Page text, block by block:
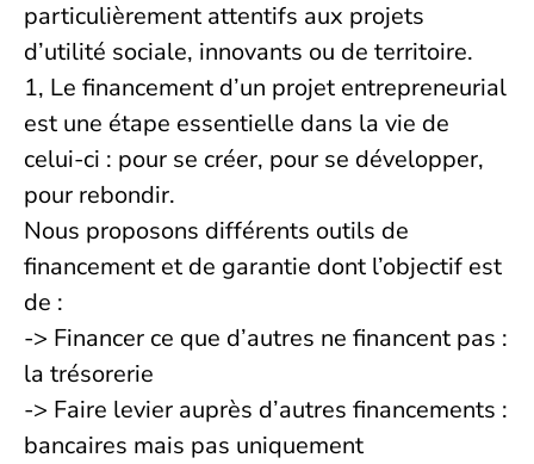
particulièrement attentifs aux projets
d’utilité sociale, innovants ou de territoire.
1, Le financement d’un projet entrepreneurial
est une étape essentielle dans la vie de
celui-ci : pour se créer, pour se développer,
pour rebondir.
Nous proposons différents outils de
financement et de garantie dont l’objectif est
de :
-> Financer ce que d’autres ne financent pas :
la trésorerie
-> Faire levier auprès d’autres financements :
bancaires mais pas uniquement